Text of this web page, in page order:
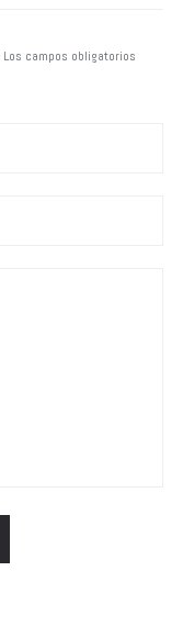
Los campos obligatorios